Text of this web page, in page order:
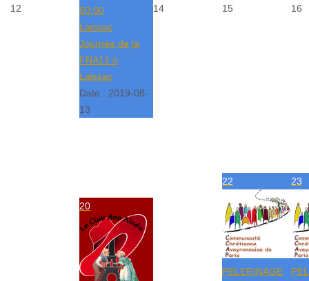
12
00:00
Laissac
Journée de la
FNA12 à
Laissac
Date : 2019-08-
13
14 15 16
20
22
PELERINAGE
23